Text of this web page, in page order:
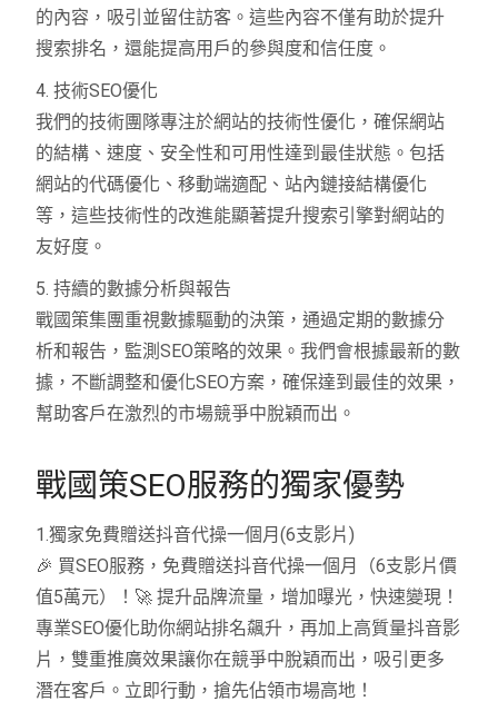
的內容，吸引並留住訪客。這些內容不僅有助於提升
搜索排名，還能提高用戶的參與度和信任度。
4. 技術SEO優化
我們的技術團隊專注於網站的技術性優化，確保網站
的結構、速度、安全性和可用性達到最佳狀態。包括
網站的代碼優化、移動端適配、站內鏈接結構優化
等，這些技術性的改進能顯著提升搜索引擎對網站的
友好度。
5. 持續的數據分析與報告
戰國策集團重視數據驅動的決策，通過定期的數據分
析和報告，監測SEO策略的效果。我們會根據最新的數
據，不斷調整和優化SEO方案，確保達到最佳的效果，
幫助客戶在激烈的市場競爭中脫穎而出。
戰國策SEO服務的獨家優勢
1.獨家免費贈送抖音代操一個月(6支影片)
🎉 買SEO服務，免費贈送抖音代操一個月（6支影片價
值5萬元）！🚀 提升品牌流量，增加曝光，快速變現！
專業SEO優化助你網站排名飆升，再加上高質量抖音影
片，雙重推廣效果讓你在競爭中脫穎而出，吸引更多
潛在客戶。立即行動，搶先佔領市場高地！